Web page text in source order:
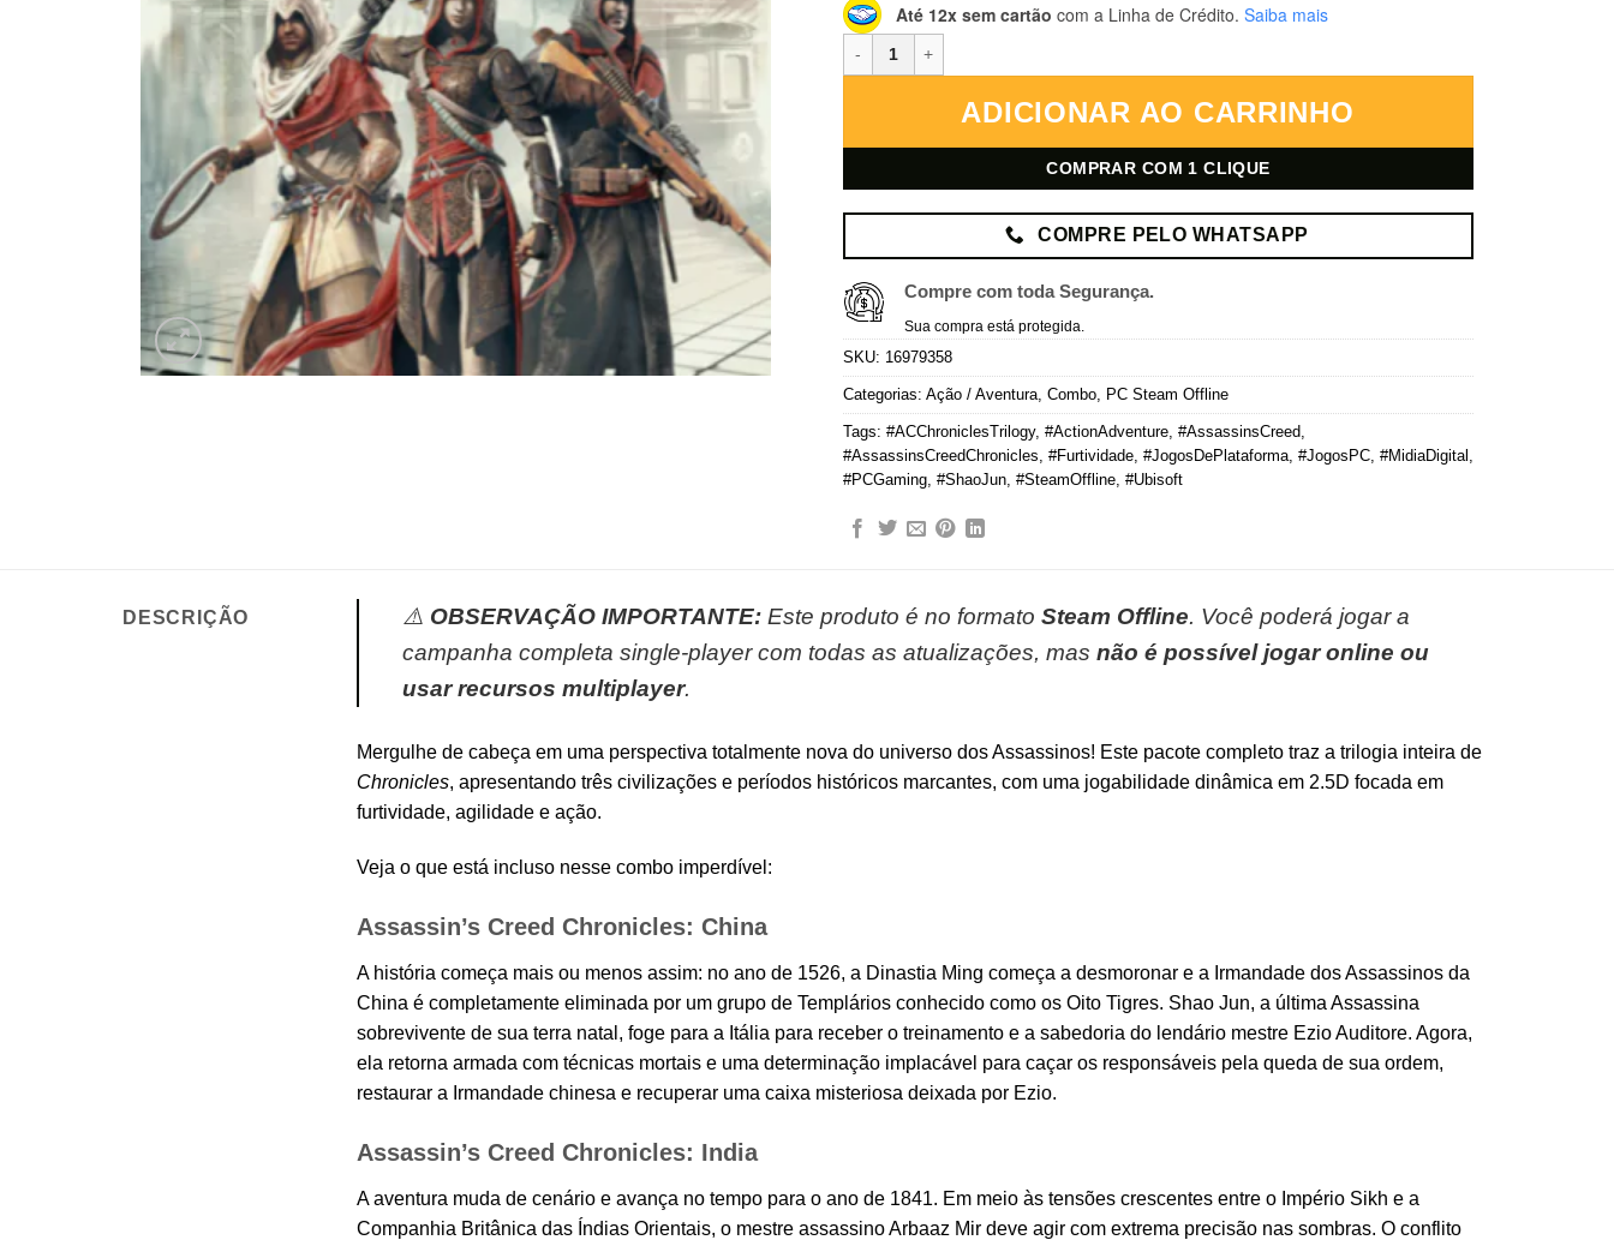
Até 12x sem cartão com a Linha de Crédito. Saiba mais
Assassin’s Creed Chronicles: Trilogy - PC Steam Offline - Mídia Digital quantidade
ADICIONAR AO CARRINHO
COMPRAR COM 1 CLIQUE
COMPRE PELO WHATSAPP
Compre com toda Segurança.
Sua compra está protegida.
SKU: 16979358
Categorias: Ação / Aventura Combo PC Steam Offline
Tags: #ACChroniclesTrilogy, #ActionAdventure #AssassinsCreed
#AssassinsCreedChronicles #Furtividade #JogosDePlataforma #JogosPC #MidiaDigital
#PCGaming #ShaoJun #SteamOffline #Ubisoft
DESCRIÇÃO ⚠️ OBSERVAÇÃO IMPORTANTE: Este produto é no formato Steam Offline. Você poderá jogar a
campanha completa single-player com todas as atualizações, mas não é possível jogar online ou
usar recursos multiplayer.
Mergulhe de cabeça em uma perspectiva totalmente nova do universo dos Assassinos! Este pacote completo traz a trilogia inteira de
Chronicles, apresentando três civilizações e períodos históricos marcantes, com uma jogabilidade dinâmica em 2.5D focada em
furtividade, agilidade e ação.
Veja o que está incluso nesse combo imperdível:
Assassin’s Creed Chronicles: China
A história começa mais ou menos assim: no ano de 1526, a Dinastia Ming começa a desmoronar e a Irmandade dos Assassinos da
China é completamente eliminada por um grupo de Templários conhecido como os Oito Tigres. Shao Jun, a última Assassina
sobrevivente de sua terra natal, foge para a Itália para receber o treinamento e a sabedoria do lendário mestre Ezio Auditore. Agora,
ela retorna armada com técnicas mortais e uma determinação implacável para caçar os responsáveis pela queda de sua ordem,
restaurar a Irmandade chinesa e recuperar uma caixa misteriosa deixada por Ezio.
Assassin’s Creed Chronicles: India
A aventura muda de cenário e avança no tempo para o ano de 1841. Em meio às tensões crescentes entre o Império Sikh e a
Companhia Britânica das Índias Orientais, o mestre assassino Arbaaz Mir deve agir com extrema precisão nas sombras. O conflito